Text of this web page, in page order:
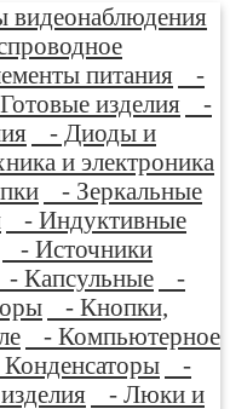
видеонаблюдения
питания
-
изделия
-
- Диоды и
и электроника
- Зеркальные
- Индуктивные
- Источники
- Капсульные
-
- Кнопки,
- Компьютерное
-
- Люки и